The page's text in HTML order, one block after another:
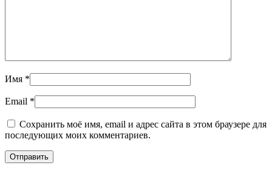
Имя *
Email *
Сохранить моё имя, email и адрес сайта в этом браузере для
последующих моих комментариев.